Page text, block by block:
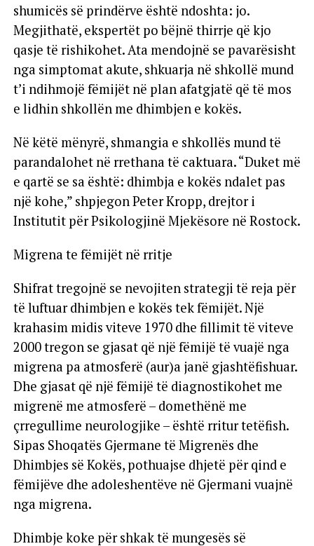
shumicës së prindërve është ndoshta: jo.
Megjithatë, ekspertët po bëjnë thirrje që kjo
qasje të rishikohet. Ata mendojnë se pavarësisht
nga simptomat akute, shkuarja në shkollë mund
t’i ndihmojë fëmijët në plan afatgjatë që të mos
e lidhin shkollën me dhimbjen e kokës.
Në këtë mënyrë, shmangia e shkollës mund të
parandalohet në rrethana të caktuara. “Duket më
e qartë se sa është: dhimbja e kokës ndalet pas
një kohe,” shpjegon Peter Kropp, drejtor i
Institutit për Psikologjinë Mjekësore në Rostock.
Migrena te fëmijët në rritje
Shifrat tregojnë se nevojiten strategji të reja për
të luftuar dhimbjen e kokës tek fëmijët. Një
krahasim midis viteve 1970 dhe fillimit të viteve
2000 tregon se gjasat që një fëmijë të vuajë nga
migrena pa atmosferë (aur)a janë gjashtëfishuar.
Dhe gjasat që një fëmijë të diagnostikohet me
migrenë me atmosferë – domethënë me
çrregullime neurologjike – është rritur tetëfish.
Sipas Shoqatës Gjermane të Migrenës dhe
Dhimbjes së Kokës, pothuajse dhjetë për qind e
fëmijëve dhe adoleshentëve në Gjermani vuajnë
nga migrena.
Dhimbje koke për shkak të mungesës së